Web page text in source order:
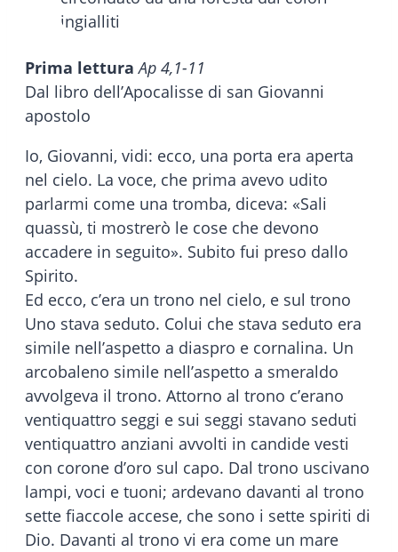
Prima letturaAp 4,1-11
Dal libro dell’Apocalisse di san Giovanni
apostolo
Io, Giovanni, vidi: ecco, una porta era aperta
nel cielo. La voce, che prima avevo udito
parlarmi come una tromba, diceva: «Sali
quassù, ti mostrerò le cose che devono
accadere in seguito». Subito fui preso dallo
Spirito.
Ed ecco, c’era un trono nel cielo, e sul trono
Uno stava seduto. Colui che stava seduto era
simile nell’aspetto a diaspro e cornalina. Un
arcobaleno simile nell’aspetto a smeraldo
avvolgeva il trono. Attorno al trono c’erano
ventiquattro seggi e sui seggi stavano seduti
ventiquattro anziani avvolti in candide vesti
con corone d’oro sul capo. Dal trono uscivano
lampi, voci e tuoni; ardevano davanti al trono
sette fiaccole accese, che sono i sette spiriti di
Dio. Davanti al trono vi era come un mare